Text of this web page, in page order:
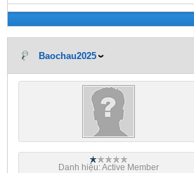
Baochau2025
Danh hiệu: Active Member